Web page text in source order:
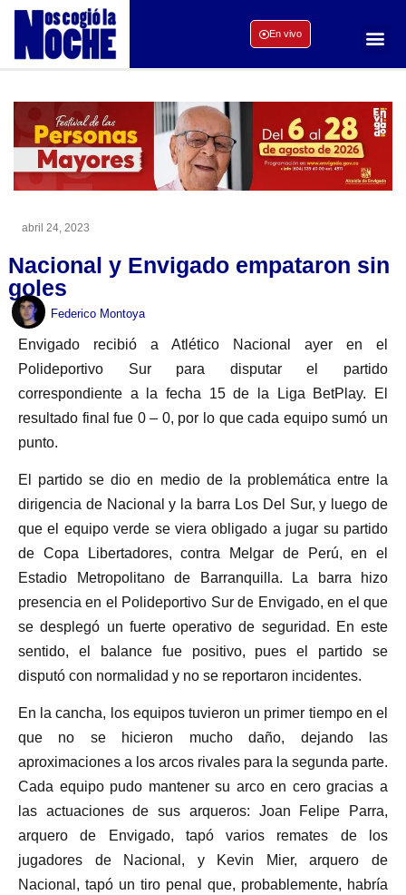
En vivo
abril 24, 2023
Nacional y Envigado empataron sin
goles
Federico Montoya
Envigado recibió a Atlético Nacional ayer en el
Polideportivo Sur para disputar el partido
correspondiente a la fecha 15 de la Liga BetPlay. El
resultado final fue 0 – 0, por lo que cada equipo sumó un
punto.
El partido se dio en medio de la problemática entre la
dirigencia de Nacional y la barra Los Del Sur, y luego de
que el equipo verde se viera obligado a jugar su partido
de Copa Libertadores, contra Melgar de Perú, en el
Estadio Metropolitano de Barranquilla. La barra hizo
presencia en el Polideportivo Sur de Envigado, en el que
se desplegó un fuerte operativo de seguridad. En este
sentido, el balance fue positivo, pues el partido se
disputó con normalidad y no se reportaron incidentes.
En la cancha, los equipos tuvieron un primer tiempo en el
que no se hicieron mucho daño, dejando las
aproximaciones a los arcos rivales para la segunda parte.
Cada equipo pudo mantener su arco en cero gracias a
las actuaciones de sus arqueros: Joan Felipe Parra,
arquero de Envigado, tapó varios remates de los
jugadores de Nacional, y Kevin Mier, arquero de
Nacional, tapó un tiro penal que, probablemente, habría